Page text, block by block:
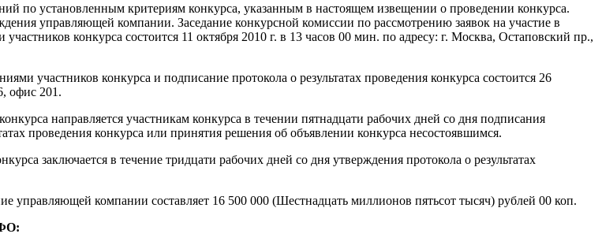
по установленным критериям конкурса, указанным в настоящем извещении о проведении конкурса.
управляющей компании. Заседание конкурсной комиссии по рассмотрению заявок на участие в
конкурса состоится 11 октября 2010 г. в 13 часов 00 мин. по адресу: г. Москва, Остаповский пр.,
участников конкурса и подписание протокола о результатах проведения конкурса состоится 26
офис 201.
направляется участникам конкурса в течении пятнадцати рабочих дней со дня подписания
проведения конкурса или принятия решения об объявлении конкурса несостоявшимся.
заключается в течение тридцати рабочих дней со дня утверждения протокола о результатах
управляющей компании составляет 16 500 000 (Шестнадцать миллионов пятьсот тысяч) рублей 00 коп.